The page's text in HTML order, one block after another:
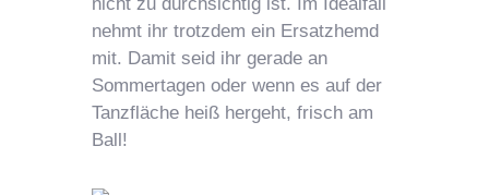
nehmt ihr trotzdem ein Ersatzhemd
mit. Damit seid ihr gerade an
Sommertagen oder wenn es auf der
Tanzfläche heiß hergeht, frisch am
Ball!